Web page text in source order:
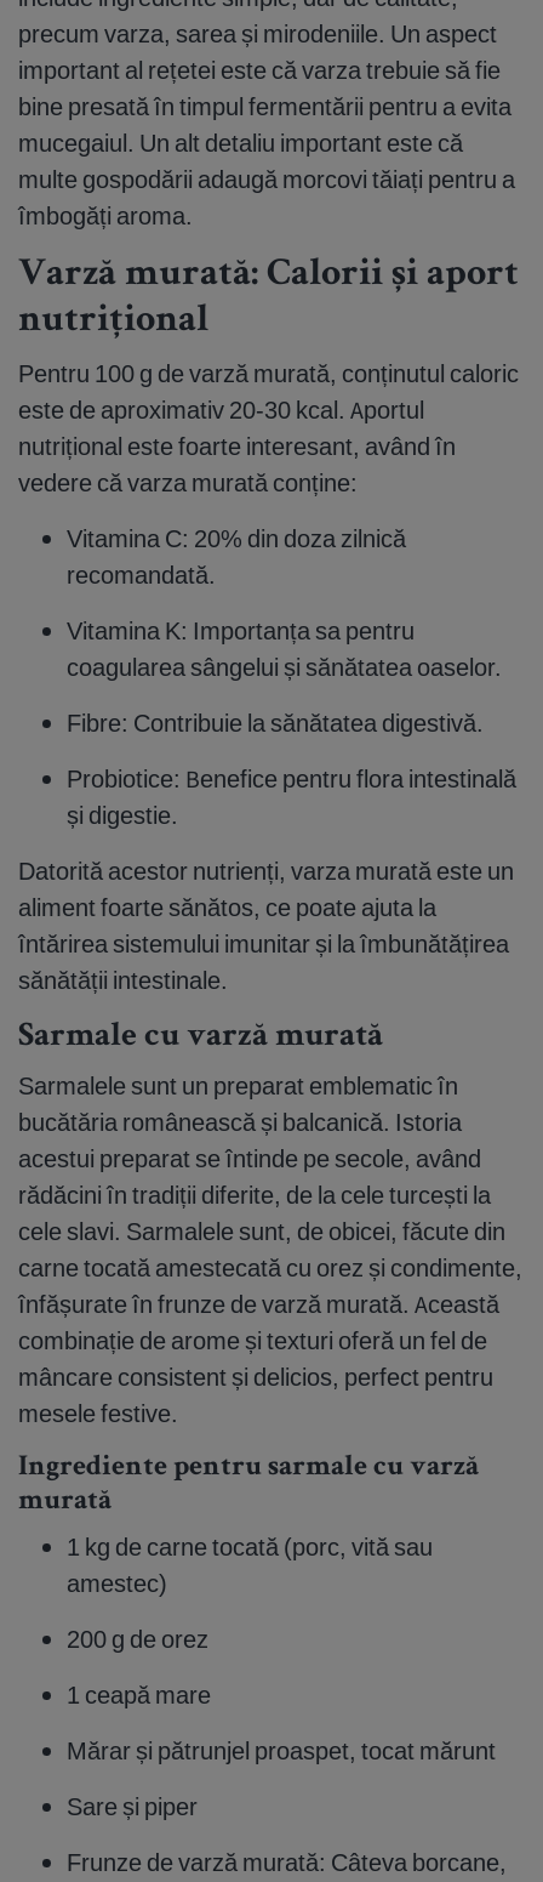
precum varza, sarea și mirodeniile. Un aspect
important al rețetei este că varza trebuie să fie
bine presată în timpul fermentării pentru a evita
mucegaiul. Un alt detaliu important este că
multe gospodării adaugă morcovi tăiați pentru a
îmbogăți aroma.
Varză murată: Calorii și aport
nutrițional
Pentru 100 g de varză murată, conținutul caloric
este de aproximativ 20-30 kcal. Aportul
nutrițional este foarte interesant, având în
vedere că varza murată conține:
Vitamina C: 20% din doza zilnică
recomandată.
Vitamina K: Importanța sa pentru
coagularea sângelui și sănătatea oaselor.
Fibre: Contribuie la sănătatea digestivă.
Probiotice: Benefice pentru flora intestinală
și digestie.
Datorită acestor nutrienți, varza murată este un
aliment foarte sănătos, ce poate ajuta la
întărirea sistemului imunitar și la îmbunătățirea
sănătății intestinale.
Sarmale cu varză murată
Sarmalele sunt un preparat emblematic în
bucătăria românească și balcanică. Istoria
acestui preparat se întinde pe secole, având
rădăcini în tradiții diferite, de la cele turcești la
cele slavi. Sarmalele sunt, de obicei, făcute din
carne tocată amestecată cu orez și condimente,
înfășurate în frunze de varză murată. Această
combinație de arome și texturi oferă un fel de
mâncare consistent și delicios, perfect pentru
mesele festive.
Ingrediente pentru sarmale cu varză
murată
1 kg de carne tocată (porc, vită sau
amestec)
200 g de orez
1 ceapă mare
Mărar și pătrunjel proaspet, tocat mărunt
Sare și piper
Frunze de varză murată: Câteva borcane,